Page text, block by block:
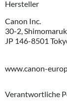
Hersteller
Canon Inc.
30-2,
JP 146-8501
www.canon-
Verantwortliche